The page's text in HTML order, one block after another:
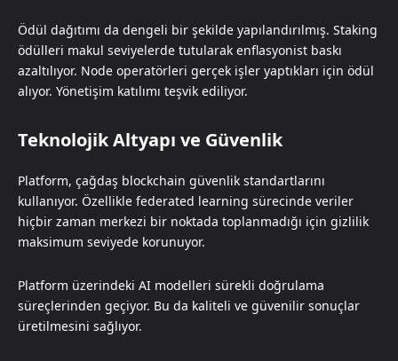
Ödül dağıtımı da dengeli bir şekilde yapılandırılmış. Staking
ödülleri makul seviyelerde tutularak enflasyonist baskı
azaltılıyor. Node operatörleri gerçek işler yaptıkları için ödül
alıyor. Yönetişim katılımı teşvik ediliyor.
Teknolojik Altyapı ve Güvenlik
Platform, çağdaş blockchain güvenlik standartlarını
kullanıyor. Özellikle federated learning sürecinde veriler
hiçbir zaman merkezi bir noktada toplanmadığı için gizlilik
maksimum seviyede korunuyor.
Platform üzerindeki AI modelleri sürekli doğrulama
süreçlerinden geçiyor. Bu da kaliteli ve güvenilir sonuçlar
üretilmesini sağlıyor.